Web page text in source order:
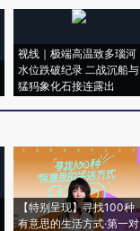
视线｜极端高温致多瑙河
水位跌破纪录 二战沉船与
猛犸象化石接连露出
【特别呈现】寻找100种
有意思的生活方式·第一对